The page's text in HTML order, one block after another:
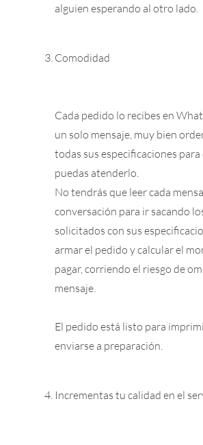
alguien esperando al otro lado.
Comodidad
Cada pedido lo recibes en
un solo mensaje, muy bien
todas sus especificaciones para
puedas atenderlo.
No tendrás que leer cada
conversación para ir sacando
solicitados con sus
armar el pedido y calcular el
pagar, corriendo el riesgo de
mensaje.
El pedido está listo para
enviarse a preparación.
Incrementas tu calidad en el